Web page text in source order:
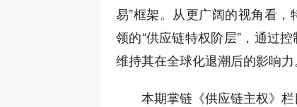
易”框架。从更广阔的视角看
领的“供应链特权阶层”，通过
维持其在全球化退潮后的影响力
本期掌链《供应链主权》栏